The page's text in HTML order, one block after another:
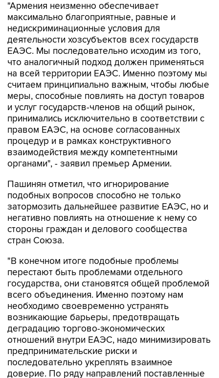
"Армения неизменно обеспечивает
максимально благоприятные, равные и
недискриминационные условия для
деятельности хозсубъектов всех государств
ЕАЭС. Мы последовательно исходим из того,
что аналогичный подход должен применяться
на всей территории ЕАЭС. Именно поэтому мы
считаем принципиально важным, чтобы любые
меры, способные повлиять на доступ товаров
и услуг государств-членов на общий рынок,
принимались исключительно в соответствии с
правом ЕАЭС, на основе согласованных
процедур и в рамках конструктивного
взаимодействия между компетентными
органами", - заявил премьер Армении.
Пашинян отметил, что игнорирование
подобных вопросов способно не только
затормозить дальнейшее развитие ЕАЭС, но и
негативно повлиять на отношение к нему со
стороны граждан и делового сообщества
стран Союза.
"В конечном итоге подобные проблемы
перестают быть проблемами отдельного
государства, они становятся общей проблемой
всего объединения. Именно поэтому нам
необходимо своевременно устранять
возникающие барьеры, предотвращать
деградацию торгово-экономических
отношений внутри ЕАЭС, надо минимизировать
предпринимательские риски и
последовательно укреплять взаимное
доверие. По ряду направлений поставленные